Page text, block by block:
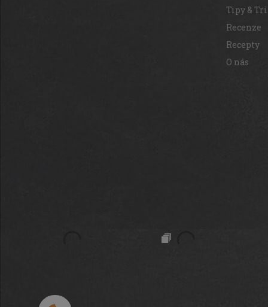
Tipy &
Recenze
Recepty
O nás